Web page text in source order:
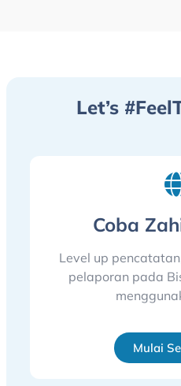
Let’s
Coba
Level up
pelaporan pada
Mulai